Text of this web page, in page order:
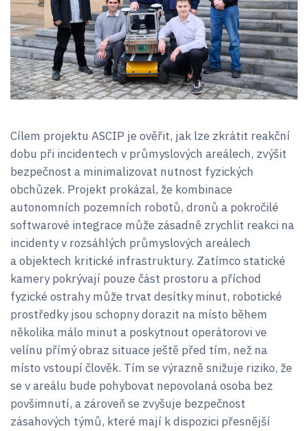
Cílem projektu ASCIP je ověřit, jak lze zkrátit reakční
dobu při incidentech v průmyslových areálech, zvýšit
bezpečnost a minimalizovat nutnost fyzických
obchůzek. Projekt prokázal, že kombinace
autonomních pozemních robotů, dronů a pokročilé
softwarové integrace může zásadně zrychlit reakci na
incidenty v rozsáhlých průmyslových areálech
a objektech kritické infrastruktury. Zatímco statické
kamery pokrývají pouze část prostoru a příchod
fyzické ostrahy může trvat desítky minut, robotické
prostředky jsou schopny dorazit na místo během
několika málo minut a poskytnout operátorovi ve
velínu přímý obraz situace ještě před tím, než na
místo vstoupí člověk. Tím se výrazně snižuje riziko, že
se v areálu bude pohybovat nepovolaná osoba bez
povšimnutí, a zároveň se zvyšuje bezpečnost
zásahových týmů, které mají k dispozici přesnější